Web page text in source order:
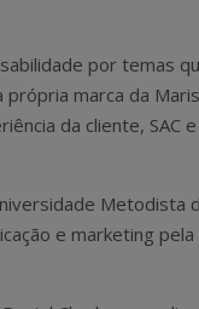
por temas
marca da
da cliente, SAC e
Metodista
e marketing